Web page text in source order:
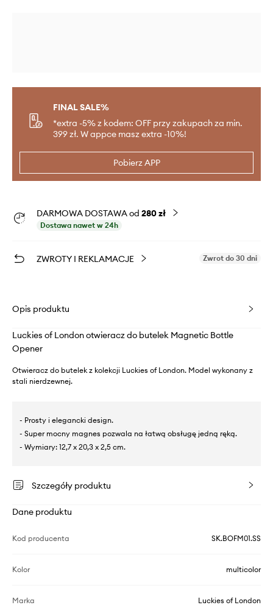
FINAL SALE%
*extra -5% z kodem: OFF przy zakupach za min.
399 zł. W appce masz extra -10%!
Pobierz APP
DARMOWA DOSTAWA od 280 zł
Dostawa nawet w 24h
ZWROTY I REKLAMACJE Zwrot do 30 dni
Opis produktu
Luckies of London otwieracz do butelek Magnetic Bottle
Opener
Otwieracz do butelek z kolekcji Luckies of London. Model wykonany z
stali nierdzewnej.
- Prosty i elegancki design.
- Super mocny magnes pozwala na łatwą obsługę jedną ręką.
- Wymiary: 12,7 x 20,3 x 2,5 cm.
Szczegóły produktu
Dane produktu
Kod producenta SK.BOFM01.SS
Kolor multicolor
Marka Luckies of London